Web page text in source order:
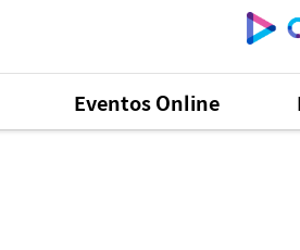
Eventos Online